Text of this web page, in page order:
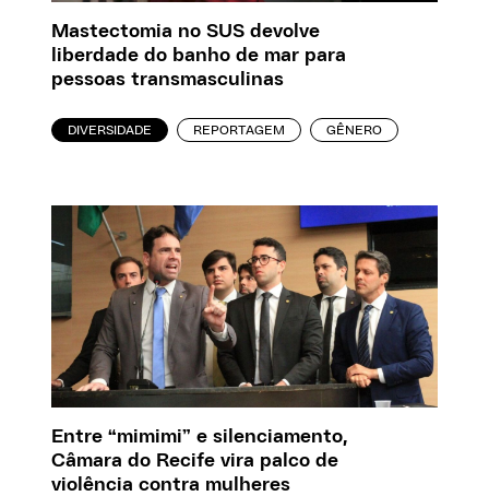
Mastectomia no SUS devolve
liberdade do banho de mar para
pessoas transmasculinas
DIVERSIDADE REPORTAGEM GÊNERO
Entre “mimimi” e silenciamento,
Câmara do Recife vira palco de
violência contra mulheres